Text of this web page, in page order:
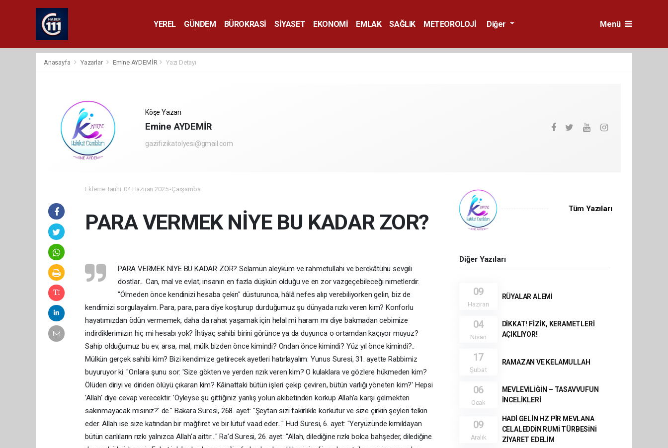
YEREL GÜNDEM BÜROKRASİ SİYASET EKONOMİ EMLAK SAĞLIK
METEOROLOJİ
Diğer Menü
Anasayfa Yazarlar Emine AYDEMİR Yazı Detayı
Köşe Yazarı
Emine AYDEMİR
gazifizikatolyesi@gmail.com
Ekleme Tarihi: 04 Haziran 2025 -Çarşamba
PARA VERMEK NİYE BU KADAR ZOR?
PARA VERMEK NİYE BU KADAR ZOR? Selamün aleyküm ve rahmetullahi ve berekâtühü sevgili
dostlar... Can, mal ve evlat; insanın en fazla düşkün olduğu ve en zor vazgeçebileceği nimetlerdir.
"Ölmeden önce kendinizi hesaba çekin" düsturunca, hâlâ nefes alıp verebiliyorken gelin, biz de
kendimizi sorgulayalım. Para, para, para diye koşturup durduğumuz şu dünyada rızkı veren kim? Konforlu
hayatımızdan ödün vermemek, daha da rahat yaşamak için helal mi haram mı diye bakmadan cebimize
indirdiklerimizin hiç mi hesabı yok? İhtiyaç sahibi birini görünce ya da duyunca o ortamdan kaçıyor muyuz?
Sahip olduğumuz bu ev, arsa, mal, mülk bizden önce kimindi? Ondan önce kimindi? Yüz yıl önce kimindi?..
Mülkün gerçek sahibi kim? Bizi kendimize getirecek ayetleri hatırlayalım: Yunus Suresi, 31. ayette Rabbimiz
buyuruyor ki: "Onlara şunu sor: 'Size gökten ve yerden rızık veren kim? O kulaklara ve gözlere hükmeden kim?
Ölüden diriyi ve diriden ölüyü çıkaran kim? Kâinattaki bütün işleri çekip çeviren, bütün varlığı yöneten kim?' Hepsi
'Allah' diye cevap verecektir. 'Öyleyse şu gittiğiniz yanlış yolun akıbetinden korkup Allah’a karşı gelmekten
sakınmayacak mısınız?' de." Bakara Suresi, 268. ayet: "Şeytan sizi fakirlikle korkutur ve size çirkin şeyleri telkin
eder. Allah ise size katından bir mağfiret ve bir lütuf vaad eder..." Hud Suresi, 6. ayet: "Yeryüzünde kımıldayan
bütün canlıların rızkı yalnızca Allah’a aittir..." Ra’d Suresi, 26. ayet: "Allah, dilediğine rızkı bolca bahşeder, dilediğine
Tüm Yazıları
Diğer Yazıları
09
Haziran
RÜYALAR ALEMİ
04
Nisan
DİKKAT! FİZİK, KERAMETLERİ
AÇIKLIYOR!
17
Şubat
RAMAZAN VE KELAMULLAH
06
Ocak
MEVLEVİLİĞİN – TASAVVUFUN
İNCELİKLERİ
09
Aralık
HADİ GELİN HZ PİR MEVLANA
CELALEDDİN RUMİ TÜRBESİNİ
ZİYARET EDELİM